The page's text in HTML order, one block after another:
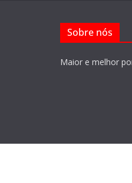
Sobre nós
Maior e melhor